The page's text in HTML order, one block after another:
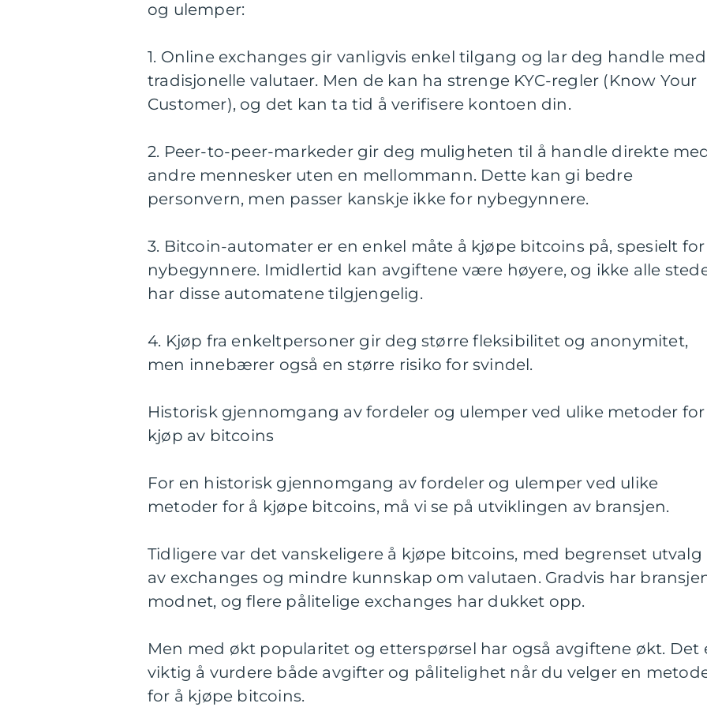
og ulemper:
1. Online exchanges gir vanligvis enkel tilgang og lar deg handle med
tradisjonelle valutaer. Men de kan ha strenge KYC-regler (Know Your
Customer), og det kan ta tid å verifisere kontoen din.
2. Peer-to-peer-markeder gir deg muligheten til å handle direkte
andre mennesker uten en mellommann. Dette kan gi bedre
personvern, men passer kanskje ikke for nybegynnere.
3. Bitcoin-automater er en enkel måte å kjøpe bitcoins på, spesielt for
nybegynnere. Imidlertid kan avgiftene være høyere, og ikke alle
har disse automatene tilgjengelig.
4. Kjøp fra enkeltpersoner gir deg større fleksibilitet og anonymitet,
men innebærer også en større risiko for svindel.
Historisk gjennomgang av fordeler og ulemper ved ulike metoder for
kjøp av bitcoins
For en historisk gjennomgang av fordeler og ulemper ved ulike
metoder for å kjøpe bitcoins, må vi se på utviklingen av bransjen.
Tidligere var det vanskeligere å kjøpe bitcoins, med begrenset utvalg
av exchanges og mindre kunnskap om valutaen. Gradvis har
modnet, og flere pålitelige exchanges har dukket opp.
Men med økt popularitet og etterspørsel har også avgiftene økt. Det
viktig å vurdere både avgifter og pålitelighet når du velger en
for å kjøpe bitcoins.